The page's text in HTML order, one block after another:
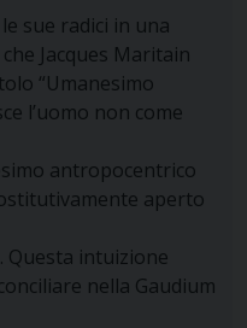
sue radici in una
Jacques Maritain
“Umanesimo
l’uomo non come
antropocentrico
aperto
Questa intuizione
nella Gaudium